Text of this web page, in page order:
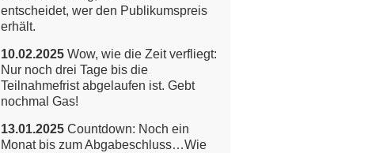
entscheidet, wer den Publikumspreis
erhält.
10.02.2025 Wow, wie die Zeit verfliegt:
Nur noch drei Tage bis die
Teilnahmefrist abgelaufen ist. Gebt
nochmal Gas!
13.01.2025 Countdown: Noch ein
Monat bis zum Abgabeschluss…Wie